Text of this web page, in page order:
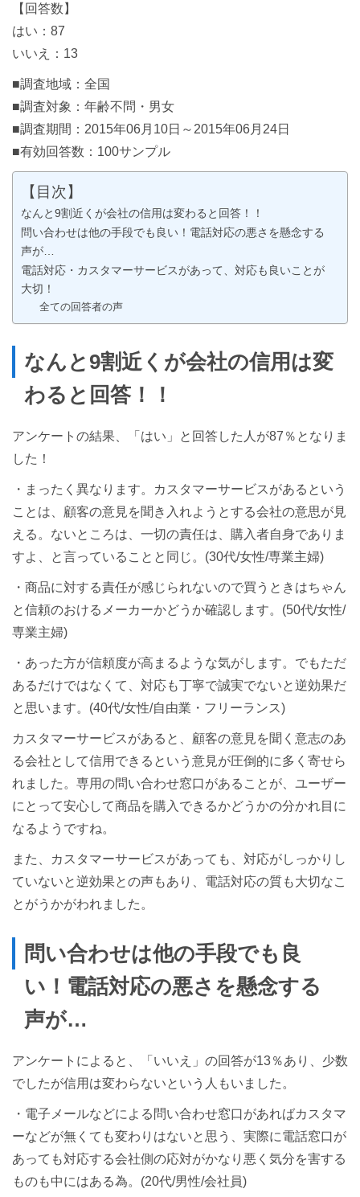
【回答数】
はい：87
いいえ：13
■調査地域：全国
■調査対象：年齢不問・男女
■調査期間：2015年06月10日～2015年06月24日
■有効回答数：100サンプル
【目次】
なんと9割近くが会社の信用は変わると回答！！
問い合わせは他の手段でも良い！電話対応の悪さを懸念する
声が…
電話対応・カスタマーサービスがあって、対応も良いことが
大切！
全ての回答者の声
なんと9割近くが会社の信用は変
わると回答！！
アンケートの結果、「はい」と回答した人が87％となりま
した！
・まったく異なります。カスタマーサービスがあるという
ことは、顧客の意見を聞き入れようとする会社の意思が見
える。ないところは、一切の責任は、購入者自身でありま
すよ、と言っていることと同じ。(30代/女性/専業主婦)
・商品に対する責任が感じられないので買うときはちゃん
と信頼のおけるメーカーかどうか確認します。(50代/女性/
専業主婦)
・あった方が信頼度が高まるような気がします。でもただ
あるだけではなくて、対応も丁寧で誠実でないと逆効果だ
と思います。(40代/女性/自由業・フリーランス)
カスタマーサービスがあると、顧客の意見を聞く意志のあ
る会社として信用できるという意見が圧倒的に多く寄せら
れました。専用の問い合わせ窓口があることが、ユーザー
にとって安心して商品を購入できるかどうかの分かれ目に
なるようですね。
また、カスタマーサービスがあっても、対応がしっかりし
ていないと逆効果との声もあり、電話対応の質も大切なこ
とがうかがわれました。
問い合わせは他の手段でも良
い！電話対応の悪さを懸念する
声が…
アンケートによると、「いいえ」の回答が13％あり、少数
でしたが信用は変わらないという人もいました。
・電子メールなどによる問い合わせ窓口があればカスタマ
ーなどが無くても変わりはないと思う、実際に電話窓口が
あっても対応する会社側の応対がかなり悪く気分を害する
ものも中にはある為。(20代/男性/会社員)